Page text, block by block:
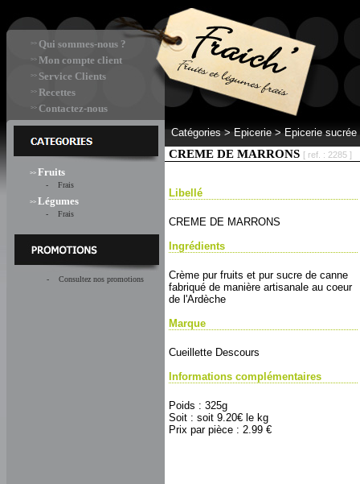
>> Qui sommes-nous ?
>> Mon compte client
>> Service Clients
>> Recettes
>> Contactez-nous
>> Fruits
- Frais
>> Légumes
- Frais
- Consultez nos promotions
Catégories >Epicerie > Epicerie sucrée
CREME DE MARRONS [ ref. : 2285 ]
Libellé
CREME DE MARRONS
Ingrédients
Crème pur fruits et pur sucre de canne
fabriqué de manière artisanale au coeur
de l'Ardèche
Marque
Cueillette Descours
Informations complémentaires
Poids : 325g
Soit : soit 9.20€ le kg
Prix par pièce : 2.99 €